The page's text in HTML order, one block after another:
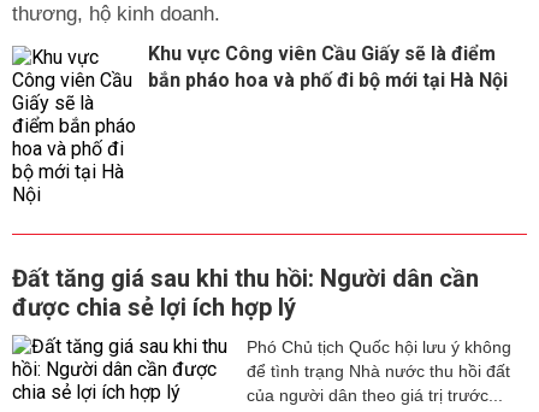
thương, hộ kinh doanh.
Khu vực Công viên Cầu Giấy sẽ là điểm
bắn pháo hoa và phố đi bộ mới tại Hà Nội
Đất tăng giá sau khi thu hồi: Người dân cần
được chia sẻ lợi ích hợp lý
Phó Chủ tịch Quốc hội lưu ý không
để tình trạng Nhà nước thu hồi đất
của người dân theo giá trị trước...